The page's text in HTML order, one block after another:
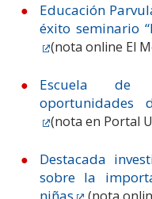
Educación
éxito seminario
(nota online El
Escuela de
oportunidades
(nota en Portal
Destacada
sobre la